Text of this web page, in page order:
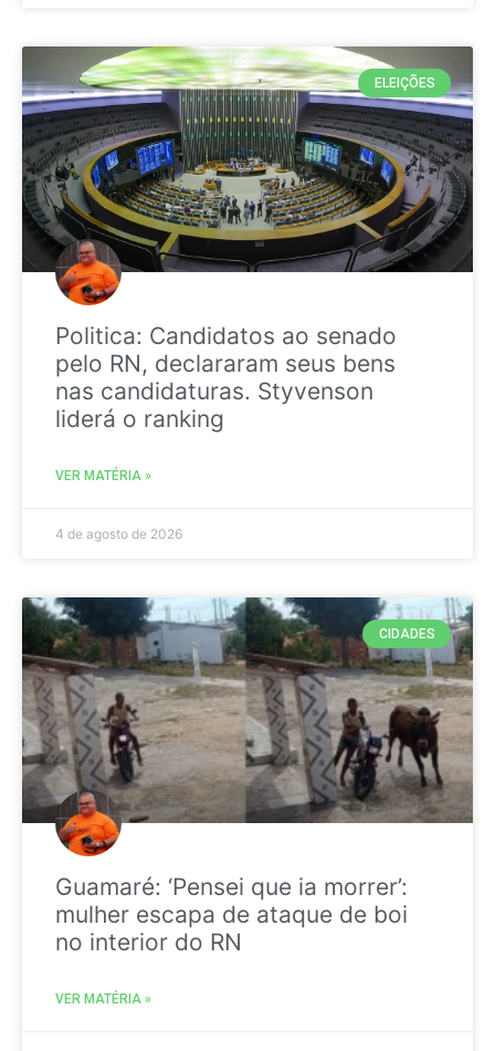
ELEIÇÕES
Politica: Candidatos ao senado
pelo RN, declararam seus bens
nas candidaturas. Styvenson
liderá o ranking
VER MATÉRIA »
4 de agosto de 2026
CIDADES
Guamaré: ‘Pensei que ia morrer’:
mulher escapa de ataque de boi
no interior do RN
VER MATÉRIA »